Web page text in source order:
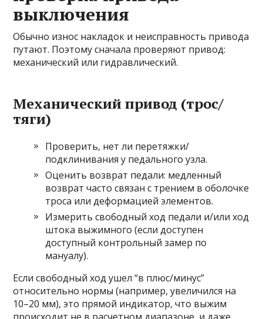
выключения
Обычно износ накладок и неисправность привода
путают. Поэтому сначала проверяют привод:
механический или гидравлический.
Механический привод (трос/
тяги)
Проверить, нет ли перетяжки/
подклинивания у педального узла.
Оценить возврат педали: медленный
возврат часто связан с трением в оболочке
троса или деформацией элементов.
Измерить свободный ход педали и/или ход
штока выжимного (если доступен
доступный контрольный замер по
мануалу).
Если свободный ход ушел “в плюс/минус”
относительно нормы (например, увеличился на
10–20 мм), это прямой индикатор, что выжим